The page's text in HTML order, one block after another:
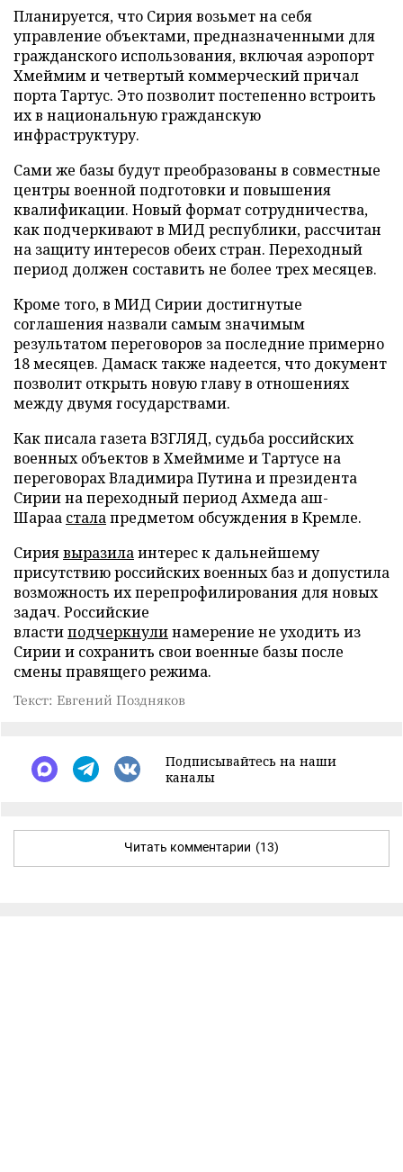
Планируется, что Сирия возьмет на себя
управление объектами, предназначенными для
гражданского использования, включая аэропорт
Хмеймим и четвертый коммерческий причал
порта Тартус. Это позволит постепенно встроить
их в национальную гражданскую
инфраструктуру.
Сами же базы будут преобразованы в совместные
центры военной подготовки и повышения
квалификации. Новый формат сотрудничества,
как подчеркивают в МИД республики, рассчитан
на защиту интересов обеих стран. Переходный
период должен составить не более трех месяцев.
Кроме того, в МИД Сирии достигнутые
соглашения назвали самым значимым
результатом переговоров за последние примерно
18 месяцев. Дамаск также надеется, что документ
позволит открыть новую главу в отношениях
между двумя государствами.
Как писала газета ВЗГЛЯД, судьба российских
военных объектов в Хмеймиме и Тартусе на
переговорах Владимира Путина и президента
Сирии на переходный период Ахмеда аш-
Шараа сталапредметом обсуждения в Кремле.
Сириявыразилаинтерес к дальнейшему
присутствию российских военных баз и допустила
возможность их перепрофилирования для новых
задач. Российские
властиподчеркнулинамерение не уходить из
Сирии и сохранить свои военные базы после
смены правящего режима.
Текст: Евгений Поздняков
Подписывайтесь на наши
каналы
Читать комментарии (13)